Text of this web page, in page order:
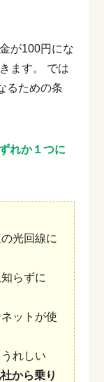
が100円にな
ます。
では
るための条
れか１つに
光回線に
らずに
ットが使
れしい
から乗り